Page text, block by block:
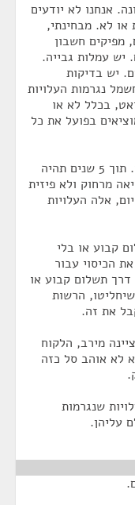
אנחנו לא יודעים
לא. מבחינתי,
מפיקים חשבון
עמלות גבייה.
יש בדיקות
נגרמות העלויות
אם הוא צורך 100 קילוואט, בכלל לא או
מוציאים בפועל את כל
קריאה מרחוק זה ללקוחות הגדולים יותר. תוך 5 שנים תהיה
מרחוק ולא פיזית
אלה העלויות
קבוע או בלי
הכיסוי עבור
תשלום קבוע או
הרשות
את זה.
מירב, הלקוח
לא אוהב סל כזה
שנגרמות
עליהן.